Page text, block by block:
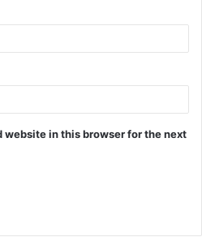
website in this browser for the next